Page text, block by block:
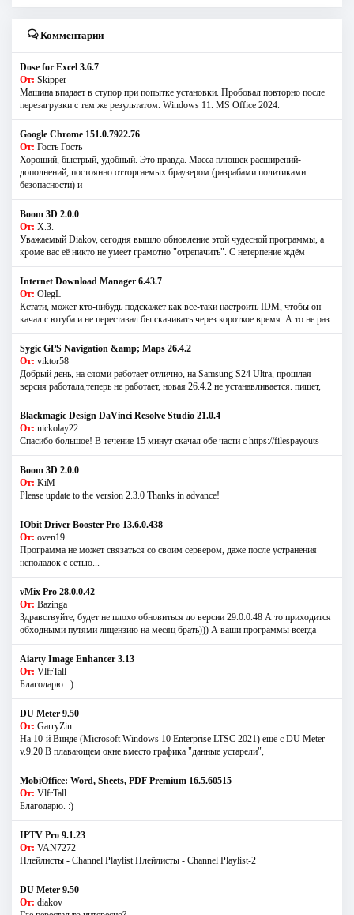
Комментарии
Dose for Excel 3.6.7
От: Skipper
Машина впадает в ступор при попытке установки. Пробовал повторно после
перезагрузки с тем же результатом. Windows 11. MS Offiсe 2024.
Google Chrome 151.0.7922.76
От: Гость Гость
Хороший, быстрый, удобный. Это правда. Масса плюшек расширений-
дополнений, постоянно отторгаемых браузером (разрабами политиками
безопасности) и
Boom 3D 2.0.0
От: Х.З.
Уважаемый Diakov, сегодня вышло обновление этой чудесной программы, а
кроме вас её никто не умеет грамотно "отрепачить". С нетерпение ждём
Internet Download Manager 6.43.7
От: OlegL
Кстати, может кто-нибудь подскажет как все-таки настроить IDM, чтобы он
качал с ютуба и не переставал бы скачивать через короткое время. А то не раз
Sygic GPS Navigation &amp; Maps 26.4.2
От: viktor58
Добрый день, на сяоми работает отлично, на Samsung S24 Ultra, прошлая
версия работала,теперь не работает, новая 26.4.2 не устанавливается. пишет,
Blackmagic Design DaVinci Resolve Studio 21.0.4
От: nickolay22
Спасибо большое! В течение 15 минут скачал обе части с https://filespayouts
Boom 3D 2.0.0
От: KiM
Please update to the version 2.3.0 Thanks in advance!
IObit Driver Booster Pro 13.6.0.438
От: oven19
Программа не может связаться со своим сервером, даже после устранения
неполадок с сетью...
vMix Pro 28.0.0.42
От: Bazinga
Здравствуйте, будет не плохо обновиться до версии 29.0.0.48 А то приходится
обходными путями лицензию на месяц брать))) А ваши программы всегда
Aiarty Image Enhancer 3.13
От: VlfrTall
Благодарю. :)
DU Meter 9.50
От: GarryZin
На 10-й Винде (Microsoft Windows 10 Enterprise LTSC 2021) ещё с DU Meter
v.9.20 В плавающем окне вместо графика "данные устарели",
MobiOffice: Word, Sheets, PDF Premium 16.5.60515
От: VlfrTall
Благодарю. :)
IPTV Pro 9.1.23
От: VAN7272
Плейлисты - Channel Playlist Плейлисты - Channel Playlist-2
DU Meter 9.50
От: diakov